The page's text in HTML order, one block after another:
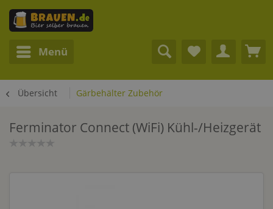
Menü
Übersicht Gärbehälter Zubehör
Ferminator Connect (WiFi) Kühl-/Heizgerät